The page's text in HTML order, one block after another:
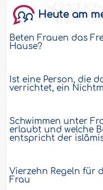
Heute am
Beten Frauen das
Hause?
Ist eine Person, die
verrichtet, ein
Schwimmen unter
erlaubt und welche
entspricht der
Vierzehn Regeln für
Frau